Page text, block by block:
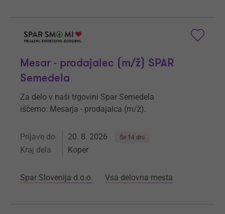
Mesar - prodajalec (m/ž) SPAR
Semedela
Za delo v naši trgovini Spar Semedela
iščemo: Mesarja - prodajalca (m/ž).
Prijave do 20. 8. 2026 Še 14 dni
Kraj dela Koper
Spar Slovenija d.o.o. Vsa delovna mesta